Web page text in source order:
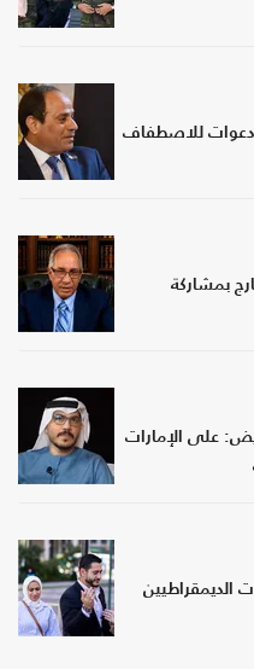
للاصطفاف
بمشاركة
على الإمارات
الديمقراطيين